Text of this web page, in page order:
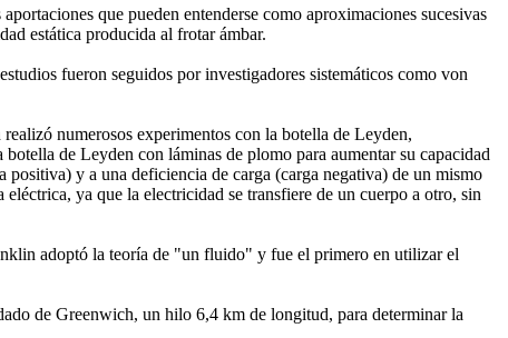
que pueden entenderse como aproximaciones sucesivas
estática producida al frotar ámbar.
fueron seguidos por investigadores sistemáticos como von
numerosos experimentos con la botella de Leyden,
de Leyden con láminas de plomo para aumentar su capacidad
y a una deficiencia de carga (carga negativa) de un mismo
ya que la electricidad se transfiere de un cuerpo a otro, sin
adoptó la teoría de "un fluido" y fue el primero en utilizar el
de Greenwich, un hilo 6,4 km de longitud, para determinar la